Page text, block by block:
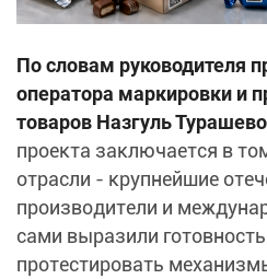
По словам руководителя
оператора маркировки и
товаров Назгуль
проекта заключается в
отрасли - крупнейшие
производители и
сами выразили
протестировать